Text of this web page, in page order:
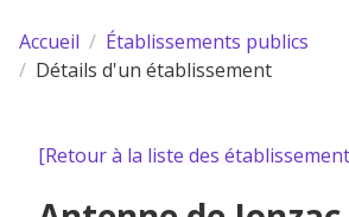
Accueil
Établissements publics
Détails d'un établissement
[Retour à la liste des